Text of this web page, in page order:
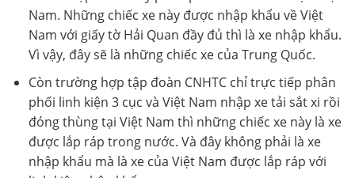
Nam. Những chiếc xe này được nhập khẩu về Việt
Nam với giấy tờ Hải Quan đầy đủ thì là xe nhập khẩu.
Vì vậy, đây sẽ là những chiếc xe của Trung Quốc.
Còn trường hợp tập đoàn CNHTC chỉ trực tiếp phân
phối linh kiện 3 cục và Việt Nam nhập xe tải sắt xi rồi
đóng thùng tại Việt Nam thì những chiếc xe này là xe
được lắp ráp trong nước. Và đây không phải là xe
nhập khẩu mà là xe của Việt Nam được lắp ráp với